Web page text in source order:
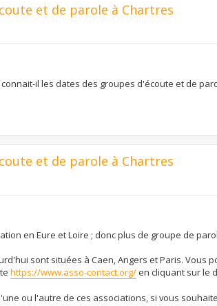
et de parole à Chartres
il les dates des groupes d'écoute et de
et de parole à Chartres
en Eure et Loire ; donc plus de groupe de
sont situées à Caen, Angers et Paris. Vous
https://www.asso-contact.org/en cliquant sur le
ou l'autre de ces associations, si vous